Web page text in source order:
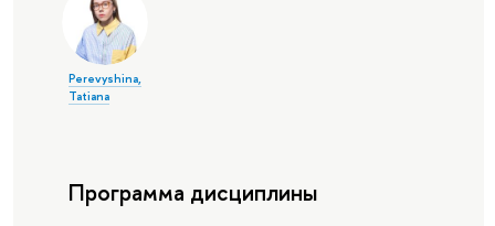
Perevyshina,
Tatiana
Программа дисциплины